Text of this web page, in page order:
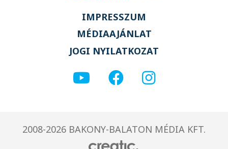
IMPRESSZUM
MÉDIAAJÁNLAT
JOGI NYILATKOZAT
2008-2026 BAKONY-BALATON MÉDIA KFT.